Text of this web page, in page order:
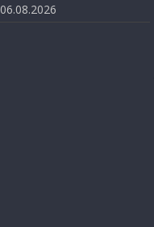
06.08.2026